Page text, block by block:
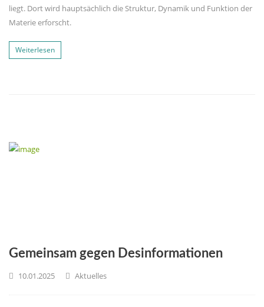
liegt. Dort wird hauptsächlich die Struktur, Dynamik und Funktion der
Materie erforscht.
Weiterlesen
Gemeinsam gegen Desinformationen
10.01.2025 Aktuelles